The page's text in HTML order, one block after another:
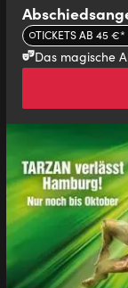
TICKETS AB 45 €*
Das magische